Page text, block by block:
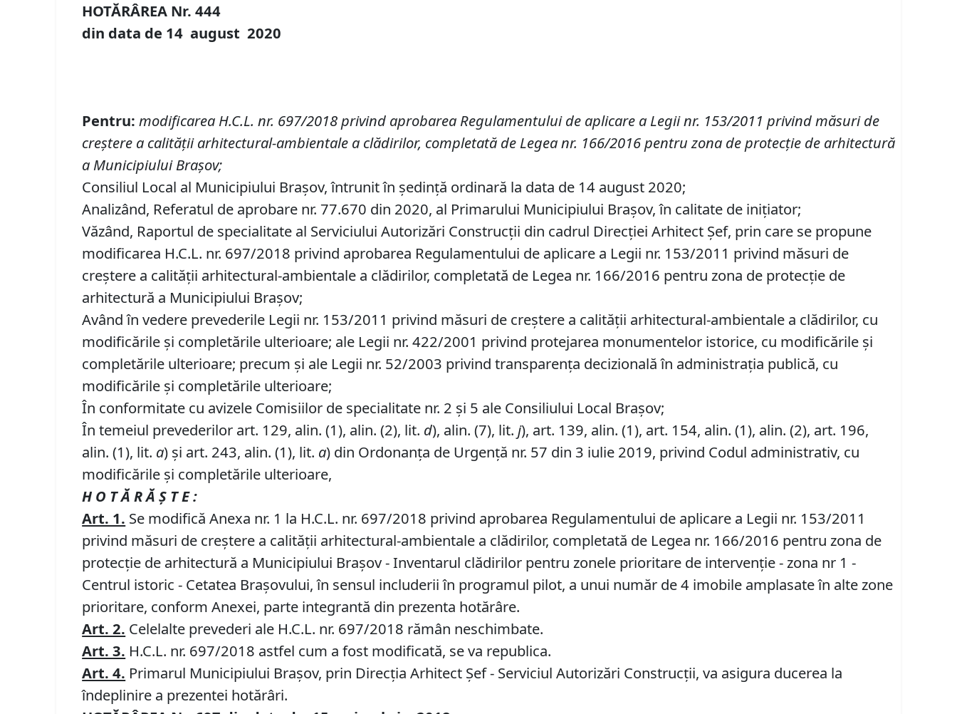
HOTĂRÂREA Nr.444
din data de 14 august2020
Pentru: modificarea H.C.L.nr. 697/2018 privind aprobarea Regulamentului de aplicare a Legii nr. 153/2011 privind măsuri de
creștere a calității arhitectural-ambientale a clădirilor, completată de Legea nr. 166/2016 pentru zona de protecție de arhitectură
a Municipiului Brașov;
Consiliul Local al Municipiului Brașov, întrunit în ședință ordinară la data de 14 august 2020;
Analizând, Referatul de aprobare nr. 77.670 din 2020, al Primarului Municipiului Braşov, în calitate de iniţiator;
Văzând, Raportul de specialitate al Serviciului Autorizări Construcții din cadrul Direcției Arhitect Șef, prin care se propune
modificarea H.C.L. nr. 697/2018 privind aprobarea Regulamentului de aplicare a Legii nr. 153/2011 privind măsuri de
creștere a calității arhitectural-ambientale a clădirilor, completată de Legea nr. 166/2016 pentru zona de protecție de
arhitectură a Municipiului Brașov;
Având în vedere prevederile Legii nr. 153/2011 privind măsuri de creștere a calității arhitectural-ambientale a clădirilor, cu
modificările şi completările ulterioare; ale Legii nr. 422/2001 privind protejarea monumentelor istorice, cu modificările şi
completările ulterioare; precum şi ale Legii nr. 52/2003 privind transparența decizională în administrația publică, cu
modificările şi completările ulterioare;
În conformitate cu avizele Comisiilor de specialitate nr. 2 și 5 ale Consiliului Local Brașov;
În temeiul prevederilor art. 129, alin. (1), alin. (2), lit. d), alin. (7), lit.j), art. 139, alin. (1), art. 154, alin. (1), alin. (2), art. 196,
alin. (1), lit. a) și art. 243, alin. (1), lit. a) din Ordonanța de Urgență nr. 57 din 3 iulie 2019, privind Codul administrativ, cu
modificările și completările ulterioare,
H O T Ă R Ă Ş T E :
Art. 1. Se modifică Anexa nr. 1 la H.C.L. nr. 697/2018 privind aprobarea Regulamentului de aplicare a Legii nr. 153/2011
privind măsuri de creștere a calității arhitectural-ambientale a clădirilor, completată de Legea nr. 166/2016 pentru zona de
protecție de arhitectură a Municipiului Brașov - Inventarul clădirilor pentru zonele prioritare de intervenție - zona nr 1 -
Centrul istoric - Cetatea Brașovului, în sensul includerii în programul pilot, a unui număr de 4 imobile amplasate în alte zone
prioritare, conform Anexei, parte integrantă din prezenta hotărâre.
Art. 2. Celelalte prevederi ale H.C.L. nr. 697/2018 rămân neschimbate.
Art. 3. H.C.L. nr. 697/2018 astfel cum a fost modificată, se va republica.
Art. 4. Primarul Municipiului Braşov, prin Direcția Arhitect Șef - Serviciul Autorizări Construcții, va asigura ducerea la
îndeplinire a prezentei hotărâri.